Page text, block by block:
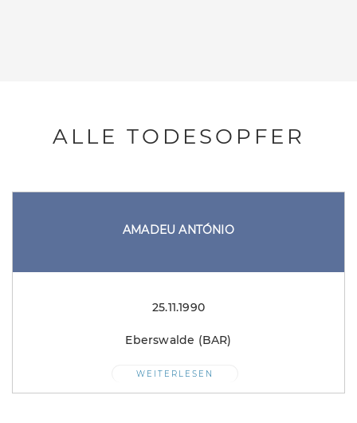
ALLE TODESOPFER
AMADEU ANTÓNIO
25.11.1990
Eberswalde (BAR)
WEITERLESEN